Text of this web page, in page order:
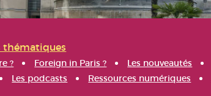
thématiques
? Foreign in Paris ? Les nouveautés
Les podcasts Ressources numériques